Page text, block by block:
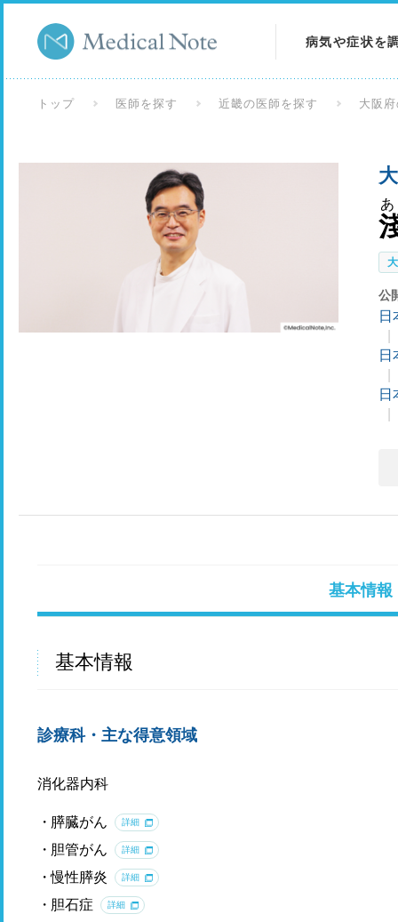
病気や症状を
検査を調べる
トップ 医師を探す 近畿の医師を探す 大阪
公
日
日
日
基本情報
基本情報
診療科・主な得意領域
消化器内科
膵臓がん 詳細
胆管がん 詳細
慢性膵炎 詳細
胆石症 詳細